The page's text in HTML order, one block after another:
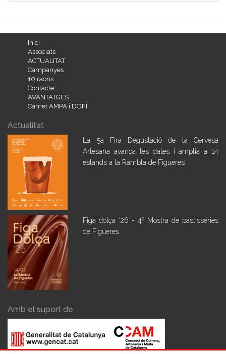
Inici
Associats
ACTUALITAT
Campanyes
10 raons
Contacte
AVANTATGES
Carnet AMPA i DOFÍ
Actualitat
La 5a Fira Degustació de la Cervesa
Artesana avança les dates i amplia a 14
estands a la Rambla de Figueres
Figa dolça '26 - 4º Mostra de pastisseries
de Figueres
Amb el suport de